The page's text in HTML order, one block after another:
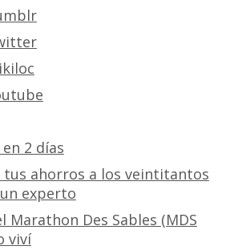
2 días
ahorros a los veintitantos
experto
Marathon Des Sables (MDS
viví